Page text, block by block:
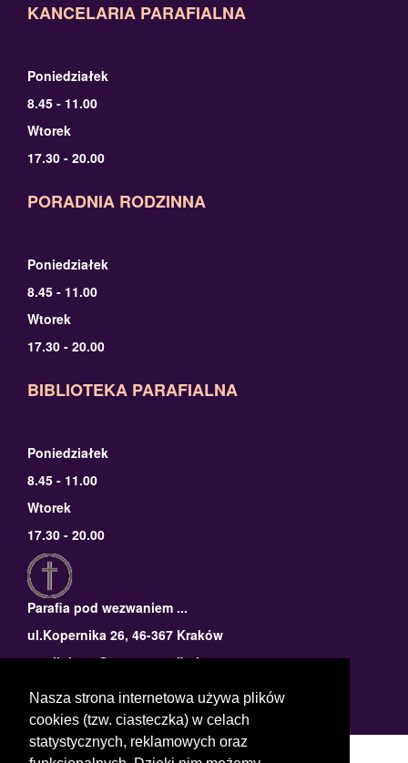
Nasza strona internetowa używa plików
cookies (tzw. ciasteczka) w celach
statystycznych, reklamowych oraz
KANCELARIA PARAFIALNA
Poniedziałek
8.45 - 11.00
Wtorek
17.30 - 20.00
PORADNIA RODZINNA
Poniedziałek
8.45 - 11.00
Wtorek
17.30 - 20.00
BIBLIOTEKA PARAFIALNA
Poniedziałek
8.45 - 11.00
Wtorek
17.30 - 20.00
Parafia pod wezwaniem ...
ul.Kopernika 26, 46-367 Kraków
email: logo@nazwaparafi.pl
tel: 58 820 85 82